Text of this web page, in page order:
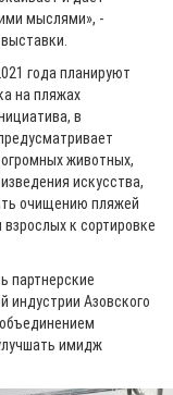
мыслями», -
года планируют
на пляжах
в
животных,
искусства,
очищению пляжей
к сортировке
партнерские
индустрии Азовского
имидж